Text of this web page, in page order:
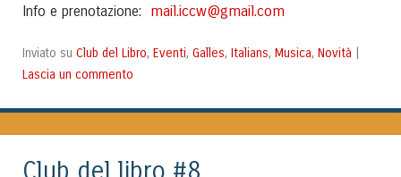
Info e prenotazione: mail.iccw@gmail.com
Inviato su Club del Libro, Eventi, Galles, Italians, Musica, Novità
Lascia un commento